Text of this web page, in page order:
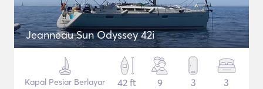
Jeanneau Sun Odyssey 42i
Kapal Pesiar Berlayar
42 ft
9 3 3